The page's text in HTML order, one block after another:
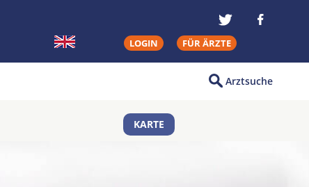
LOGIN FÜR ÄRZTE
Arztsuche
KARTE